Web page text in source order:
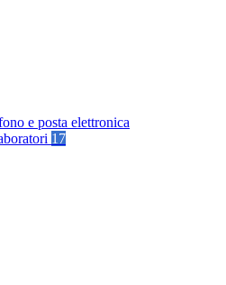
e posta elettronica
17